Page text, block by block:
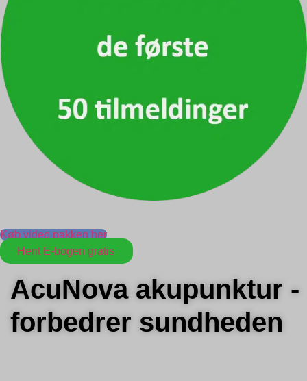
Køb video pakken her
Hent E-bogen gratis
AcuNova akupunktur -
forbedrer sundheden